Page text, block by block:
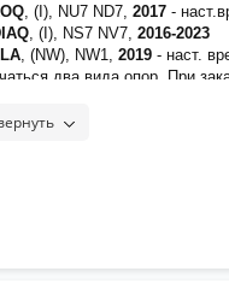
, (I), NU7 ND7, 2017 -
, (I), NS7 NV7, 2016-2023
, (NW), NW1, 2019 - наст.
два вида опор. При
(IV) 2023